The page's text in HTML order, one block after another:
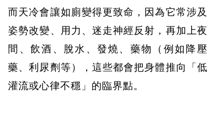
而天冷會讓如廁變得更致命，因為它常涉及
姿勢改變、用力、迷走神經反射，再加上夜
間、飲酒、脫水、發燒、藥物（例如降壓
藥、利尿劑等），這些都會把身體推向「低
灌流或心律不穩」的臨界點。